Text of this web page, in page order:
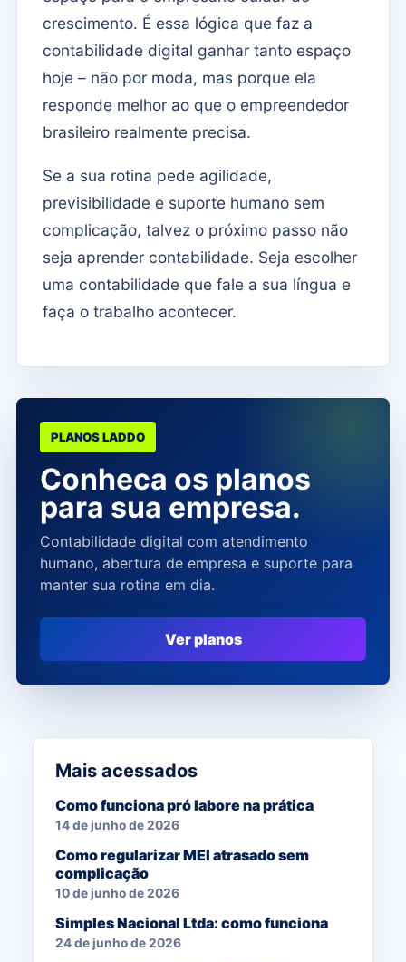
crescimento. É essa lógica que faz a
contabilidade digital ganhar tanto espaço
hoje – não por moda, mas porque ela
responde melhor ao que o empreendedor
brasileiro realmente precisa.
Se a sua rotina pede agilidade,
previsibilidade e suporte humano sem
complicação, talvez o próximo passo não
seja aprender contabilidade. Seja escolher
uma contabilidade que fale a sua língua e
faça o trabalho acontecer.
PLANOS LADDO
Conheca os planos
para sua empresa.
Contabilidade digital com atendimento
humano, abertura de empresa e suporte para
manter sua rotina em dia.
Ver planos
Mais acessados
Como funciona pró labore na prática
14 de junho de 2026
Como regularizar MEI atrasado sem
complicação
10 de junho de 2026
Simples Nacional Ltda: como funciona
24 de junho de 2026